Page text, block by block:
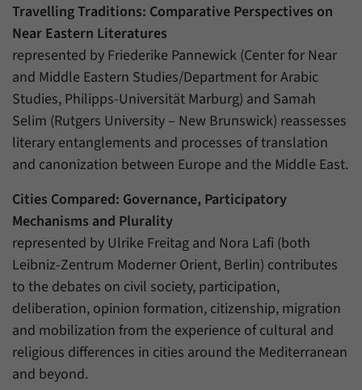
Travelling Traditions: Comparative Perspectives on
Near Eastern Literatures
represented by Friederike Pannewick (Center for Near
and Middle Eastern Studies/Department for Arabic
Studies, Philipps-Universität Marburg) and Samah
Selim (Rutgers University – New Brunswick) reassesses
literary entanglements and processes of translation
and canonization between Europe and the Middle East.
Cities Compared: Governance, Participatory
Mechanisms and Plurality
represented by Ulrike Freitag and Nora Lafi (both
Leibniz-Zentrum Moderner Orient, Berlin) contributes
to the debates on civil society, participation,
deliberation, opinion formation, citizenship, migration
and mobilization from the experience of cultural and
religious differences in cities around the Mediterranean
and beyond.